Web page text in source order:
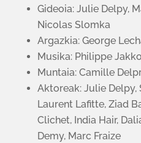
Gideoia: Julie Delpy,
Nicolas Slomka
Argazkia: George
Musika: Philippe Jakko
Muntaia: Camille
Aktoreak: Julie Delpy,
Laurent Lafitte, Ziad
Clichet, India Hair,
Demy, Marc Fraize